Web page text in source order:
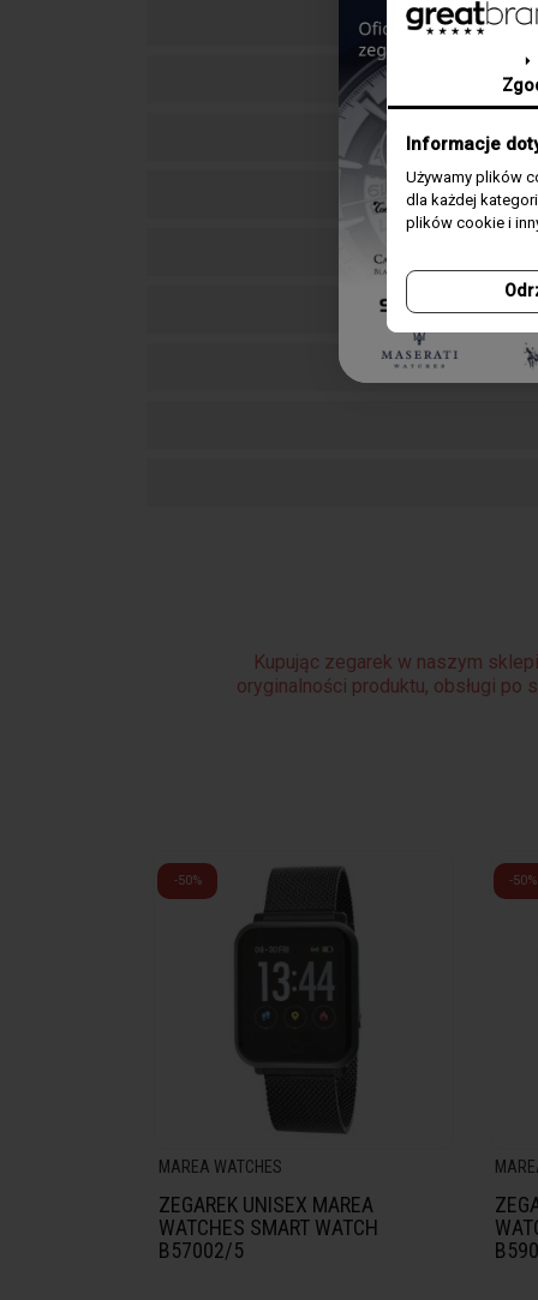
Kupując zegarek w naszym
oryginalności produktu, obsługi
-50%
MAREA WATCHES
ZEGAREK UNISEX MAREA
WATCHES SMART WATCH
B57002/5
-50%
Informacje
Używamy plików
dla każdej
plików cookie i